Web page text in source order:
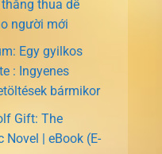
thua dễ
người mới
Egy gyilkos
: Ingyenes
bármikor
Gift: The
Novel | eBook (E-